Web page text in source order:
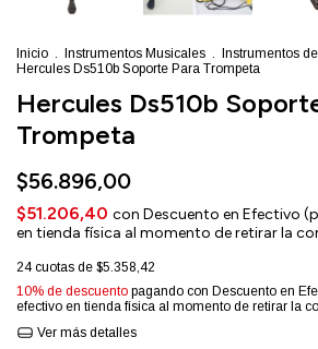
Inicio . Instrumentos Musicales . Instrumentos
Hercules Ds510b Soporte Para Trompeta
Hercules Ds510b
Trompeta
$56.896,00
$51.206,40 con Descuento en Efectivo
en tienda física al momento de retirar la
24 cuotas de $5.358,42
10% de descuento pagando con Descuento en
efectivo en tienda física al momento de retirar la
Ver más detalles